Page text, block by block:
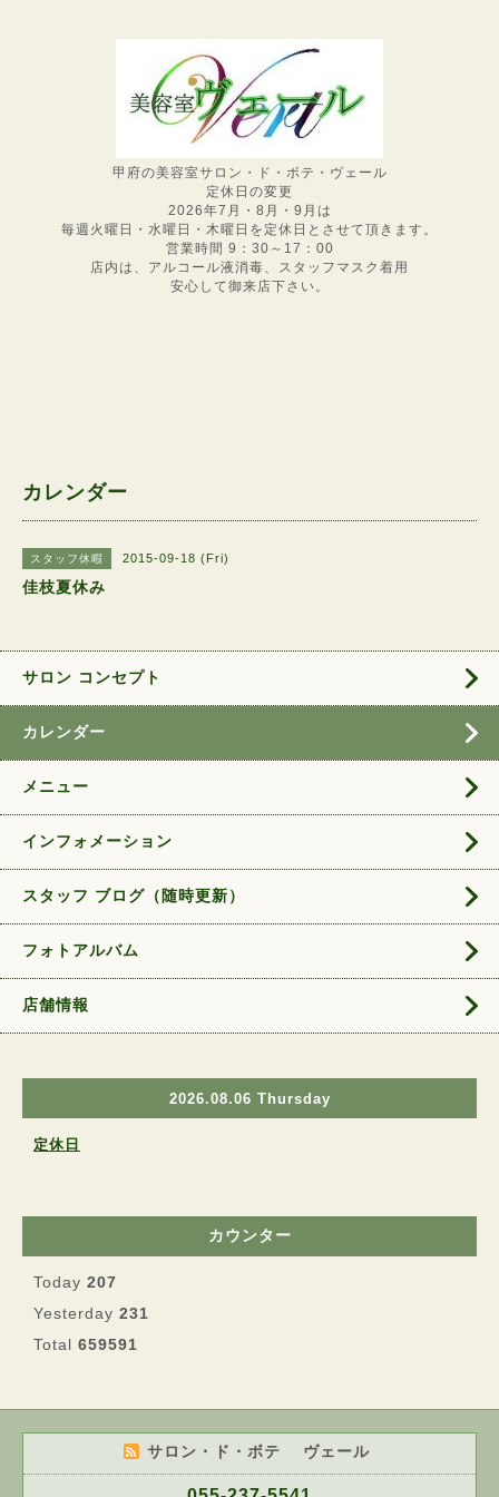
甲府の美容室サロン・ド・ボテ・ヴェール
定休日の変更
2026年7月・8月・9月は
毎週火曜日・水曜日・木曜日を定休日とさせて頂きます。
営業時間 9：30～17：00
店内は、アルコール液消毒、スタッフマスク着用
安心して御来店下さい。
カレンダー
スタッフ休暇 2015-09-18 (Fri)
佳枝夏休み
サロン コンセプト
カレンダー
メニュー
インフォメーション
スタッフ ブログ（随時更新）
フォトアルバム
店舗情報
2026.08.06 Thursday
定休日
カウンター
Today 207
Yesterday 231
Total 659591
サロン・ド・ボテ ヴェール